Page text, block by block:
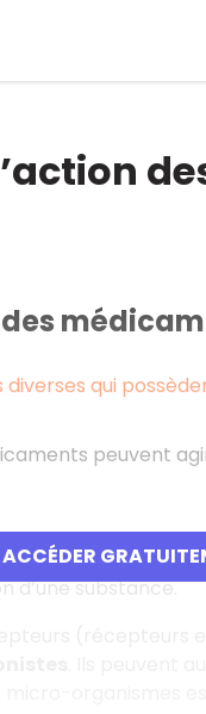
qui
peuvent
en
d’une substance.